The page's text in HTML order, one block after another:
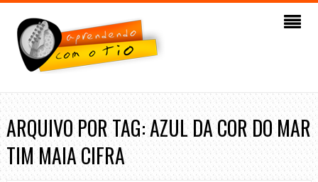
ARQUIVO POR TAG: AZUL DA COR DO MAR
TIM MAIA CIFRA